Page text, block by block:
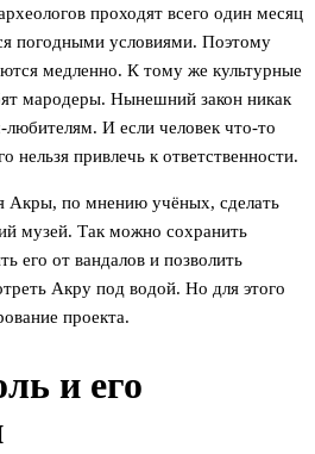
проходят всего один месяц
погодными условиями. Поэтому
медленно. К тому же культурные
мародеры. Нынешний закон никак
любителям. И если человек что-то
нельзя привлечь к ответственности.
Акры, по мнению учёных, сделать
музей. Так можно сохранить
его от вандалов и позволить
Акру под водой. Но для этого
проекта.
и его